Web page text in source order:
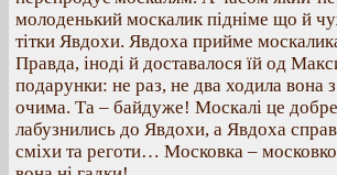
молоденький москалик підніме що й
тітки Явдохи. Явдоха прийме
Правда, іноді й доставалося їй од
подарунки: не раз, не два ходила вона
очима. Та – байдуже! Москалі це добре
лабузнились до Явдохи, а Явдоха
сміхи та реготи… Московка –